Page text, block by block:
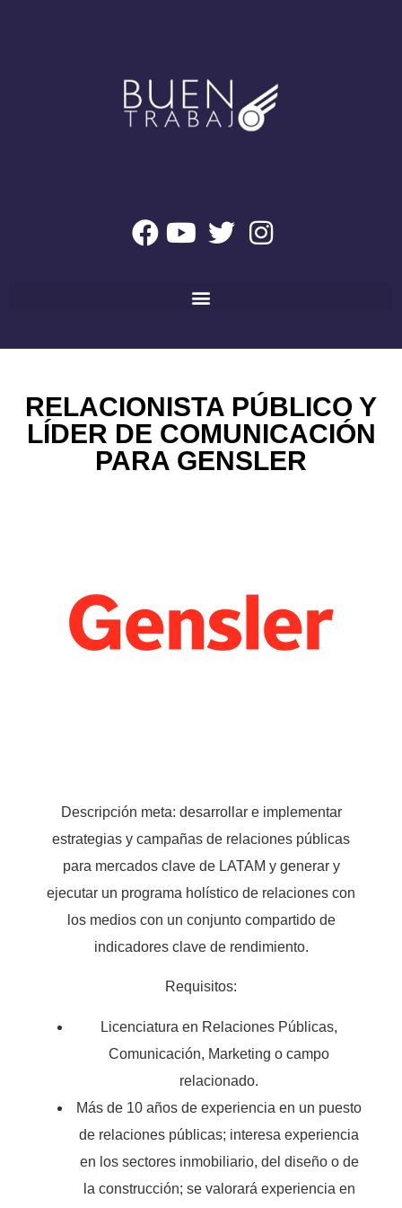
RELACIONISTA PÚBLICO Y
LÍDER DE COMUNICACIÓN
PARA GENSLER
Descripción meta: desarrollar e implementar
estrategias y campañas de relaciones públicas
para mercados clave de LATAM y generar y
ejecutar un programa holístico de relaciones con
los medios con un conjunto compartido de
indicadores clave de rendimiento.
Requisitos:
Licenciatura en Relaciones Públicas,
Comunicación, Marketing o campo
relacionado.
Más de 10 años de experiencia en un puesto
de relaciones públicas; interesa experiencia
en los sectores inmobiliario, del diseño o de
la construcción; se valorará experiencia en